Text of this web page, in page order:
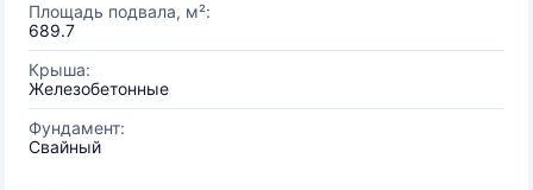
Площадь подвала, м²:
689.7
Крыша:
Железобетонные
Фундамент:
Свайный